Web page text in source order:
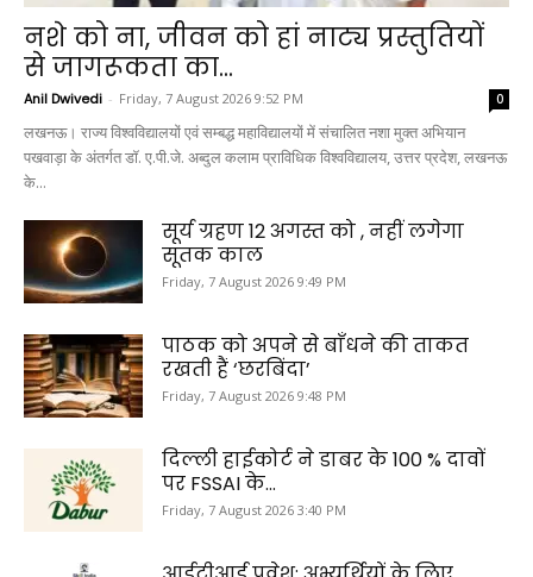
नशे को ना, जीवन को हां नाट्य प्रस्तुतियों
से जागरूकता का...
Anil Dwivedi - Friday, 7 August 2026 9:52 PM 0
लखनऊ। राज्य विश्वविद्यालयों एवं सम्बद्ध महाविद्यालयों में संचालित नशा मुक्त अभियान
पखवाड़ा के अंतर्गत डॉ. ए.पी.जे. अब्दुल कलाम प्राविधिक विश्वविद्यालय, उत्तर प्रदेश, लखनऊ
के...
सूर्य ग्रहण 12 अगस्त को , नहीं लगेगा
सूतक काल
Friday, 7 August 2026 9:49 PM
पाठक को अपने से बाँधने की ताकत
रखती हैं ‘छरबिंदा’
Friday, 7 August 2026 9:48 PM
दिल्ली हाईकोर्ट ने डाबर के 100 % दावों
पर FSSAI के...
Friday, 7 August 2026 3:40 PM